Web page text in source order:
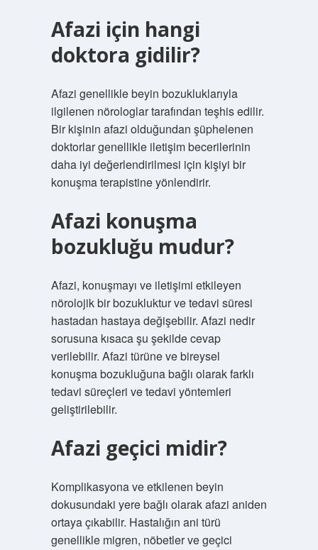
Afazi için hangi
doktora gidilir?
Afazi genellikle beyin bozukluklarıyla
ilgilenen nörologlar tarafından teşhis edilir.
Bir kişinin afazi olduğundan şüphelenen
doktorlar genellikle iletişim becerilerinin
daha iyi değerlendirilmesi için kişiyi bir
konuşma terapistine yönlendirir.
Afazi konuşma
bozukluğu mudur?
Afazi, konuşmayı ve iletişimi etkileyen
nörolojik bir bozukluktur ve tedavi süresi
hastadan hastaya değişebilir. Afazi nedir
sorusuna kısaca şu şekilde cevap
verilebilir. Afazi türüne ve bireysel
konuşma bozukluğuna bağlı olarak farklı
tedavi süreçleri ve tedavi yöntemleri
geliştirilebilir.
Afazi geçici midir?
Komplikasyona ve etkilenen beyin
dokusundaki yere bağlı olarak afazi aniden
ortaya çıkabilir. Hastalığın ani türü
genellikle migren, nöbetler ve geçici